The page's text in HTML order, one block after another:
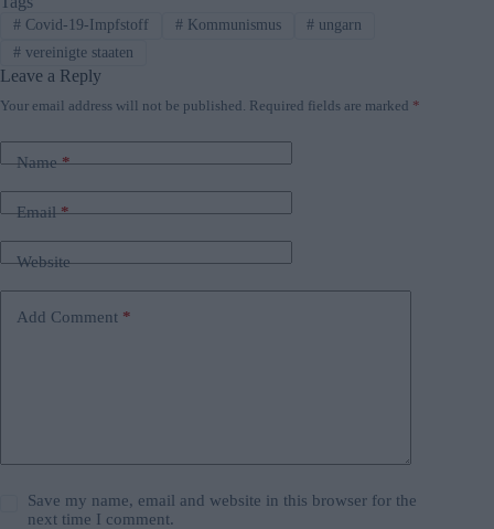
#Covid-19-Impfstoff #Kommunismus # ungarn
#vereinigte staaten
Leave a Reply
Your email address will not be published. Required fields are marked *
Name*
Email*
Website
Add Comment *
Save my name, email and website in this browser for the
next time I comment.